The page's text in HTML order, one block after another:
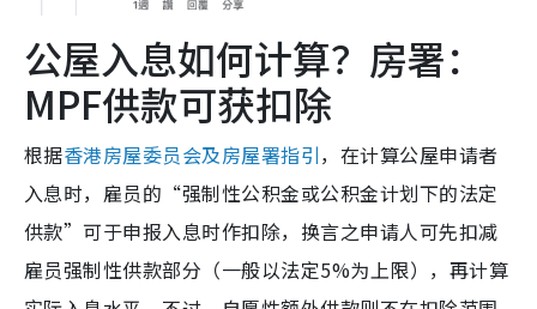
公屋入息如何计算？房署：
MPF供款可获扣除
根据香港房屋委员会及房屋署指引，在计算公屋申请者
入息时，雇员的“强制性公积金或公积金计划下的法定
供款”可于申报入息时作扣除，换言之申请人可先扣减
雇员强制性供款部分（一般以法定5%为上限），再计算